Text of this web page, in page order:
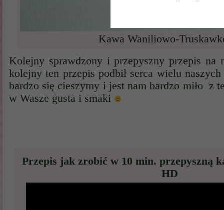
Kawa Waniliowo-
Kolejny sprawdzony i przepyszny przepis na
kolejny ten przepis podbił serca wielu
bardzo się cieszymy i jest nam bardzo miło z
w Wasze gusta i smaki
Przepis jak zrobić w 10 min. przepyszną
HD